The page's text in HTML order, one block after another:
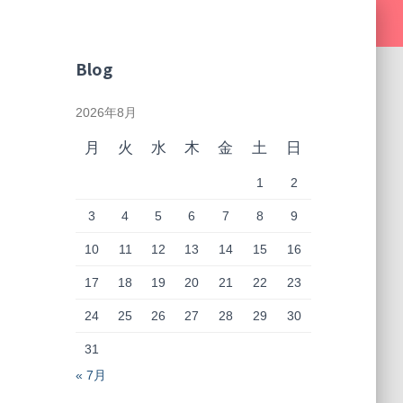
Blog
2026年8月
月 火 水 木 金 土 日
1 2
3 4 5 6 7 8 9
10 11 12 13 14 15 16
17 18 19 20 21 22 23
24 25 26 27 28 29 30
31
« 7月